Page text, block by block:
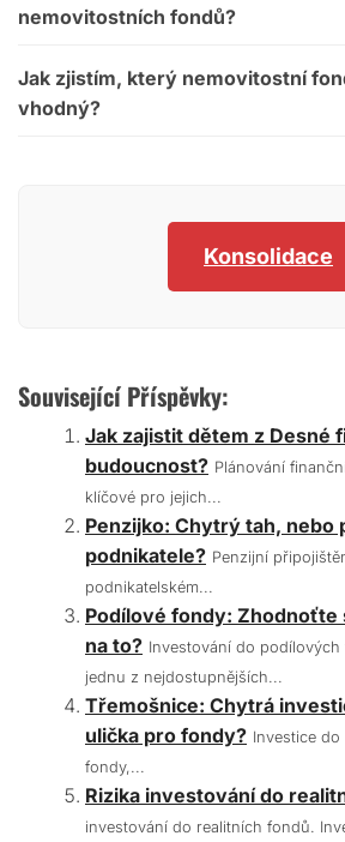
nemovitostních fondů?
Jak zjistím, který nemovitostní
vhodný?
Konsolidace
Související Příspěvky:
Jak zajistit dětem z Desné
budoucnost? Plánování
klíčové pro jejich...
Penzijko: Chytrý tah, nebo
podnikatele? Penzijní
podnikatelském...
Podílové fondy: Zhodnoťte
na to? Investování do
jednu z nejdostupnějších...
Třemošnice: Chytrá
ulička pro fondy? Investice
fondy,...
Rizika investování do
investování do realitních fondů.